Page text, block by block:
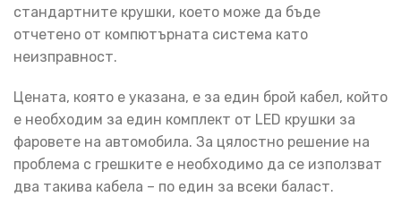
стандартните крушки, което може да бъде
отчетено от компютърната система като
неизправност.
Цената, която е указана, е за един брой кабел, който
е необходим за един комплект от LED крушки за
фаровете на автомобила. За цялостно решение на
проблема с грешките е необходимо да се използват
два такива кабела – по един за всеки баласт.